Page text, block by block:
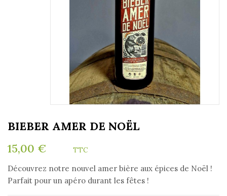
BIEBER AMER DE NOËL
15,00 €
TTC
Découvrez notre nouvel amer bière aux épices de Noël !
Parfait pour un apéro durant les fêtes !